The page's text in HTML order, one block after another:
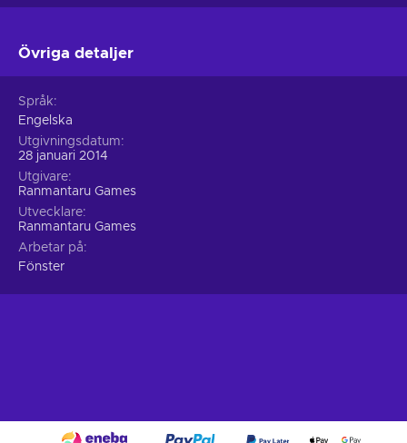
Övriga detaljer
Språk
Engelska
Utgivningsdatum
28 januari 2014
Utgivare
Ranmantaru Games
Utvecklare
Ranmantaru Games
Arbetar på
Fönster